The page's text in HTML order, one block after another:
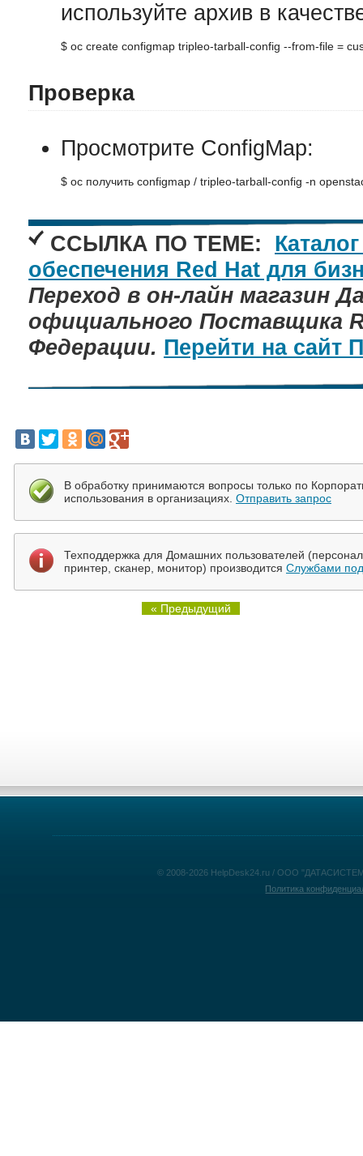
используйте архив в
$ oc create configmap tripleo-tarball-config --from-file =
Проверка
Просмотрите ConfigMap:
$ oc получить configmap / tripleo-tarball-config -n
ССЫЛКА ПО ТЕМЕ:
обеспечения Red Hat для
Переход в он-лайн магазин
официального Поставщика
Федерации. Перейти на сайт
В обработку принимаются вопросы только по
использования в организациях. Отправить запрос
Техподдержка для Домашних пользователей
принтер, сканер, монитор) производится Службами
« Предыдущий
© 2008-2026 HelpDesk24.ru / ООО
Политика